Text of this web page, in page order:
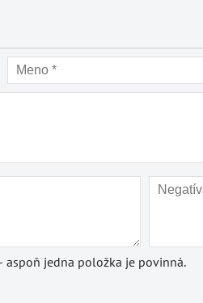
jedna položka je povinná.